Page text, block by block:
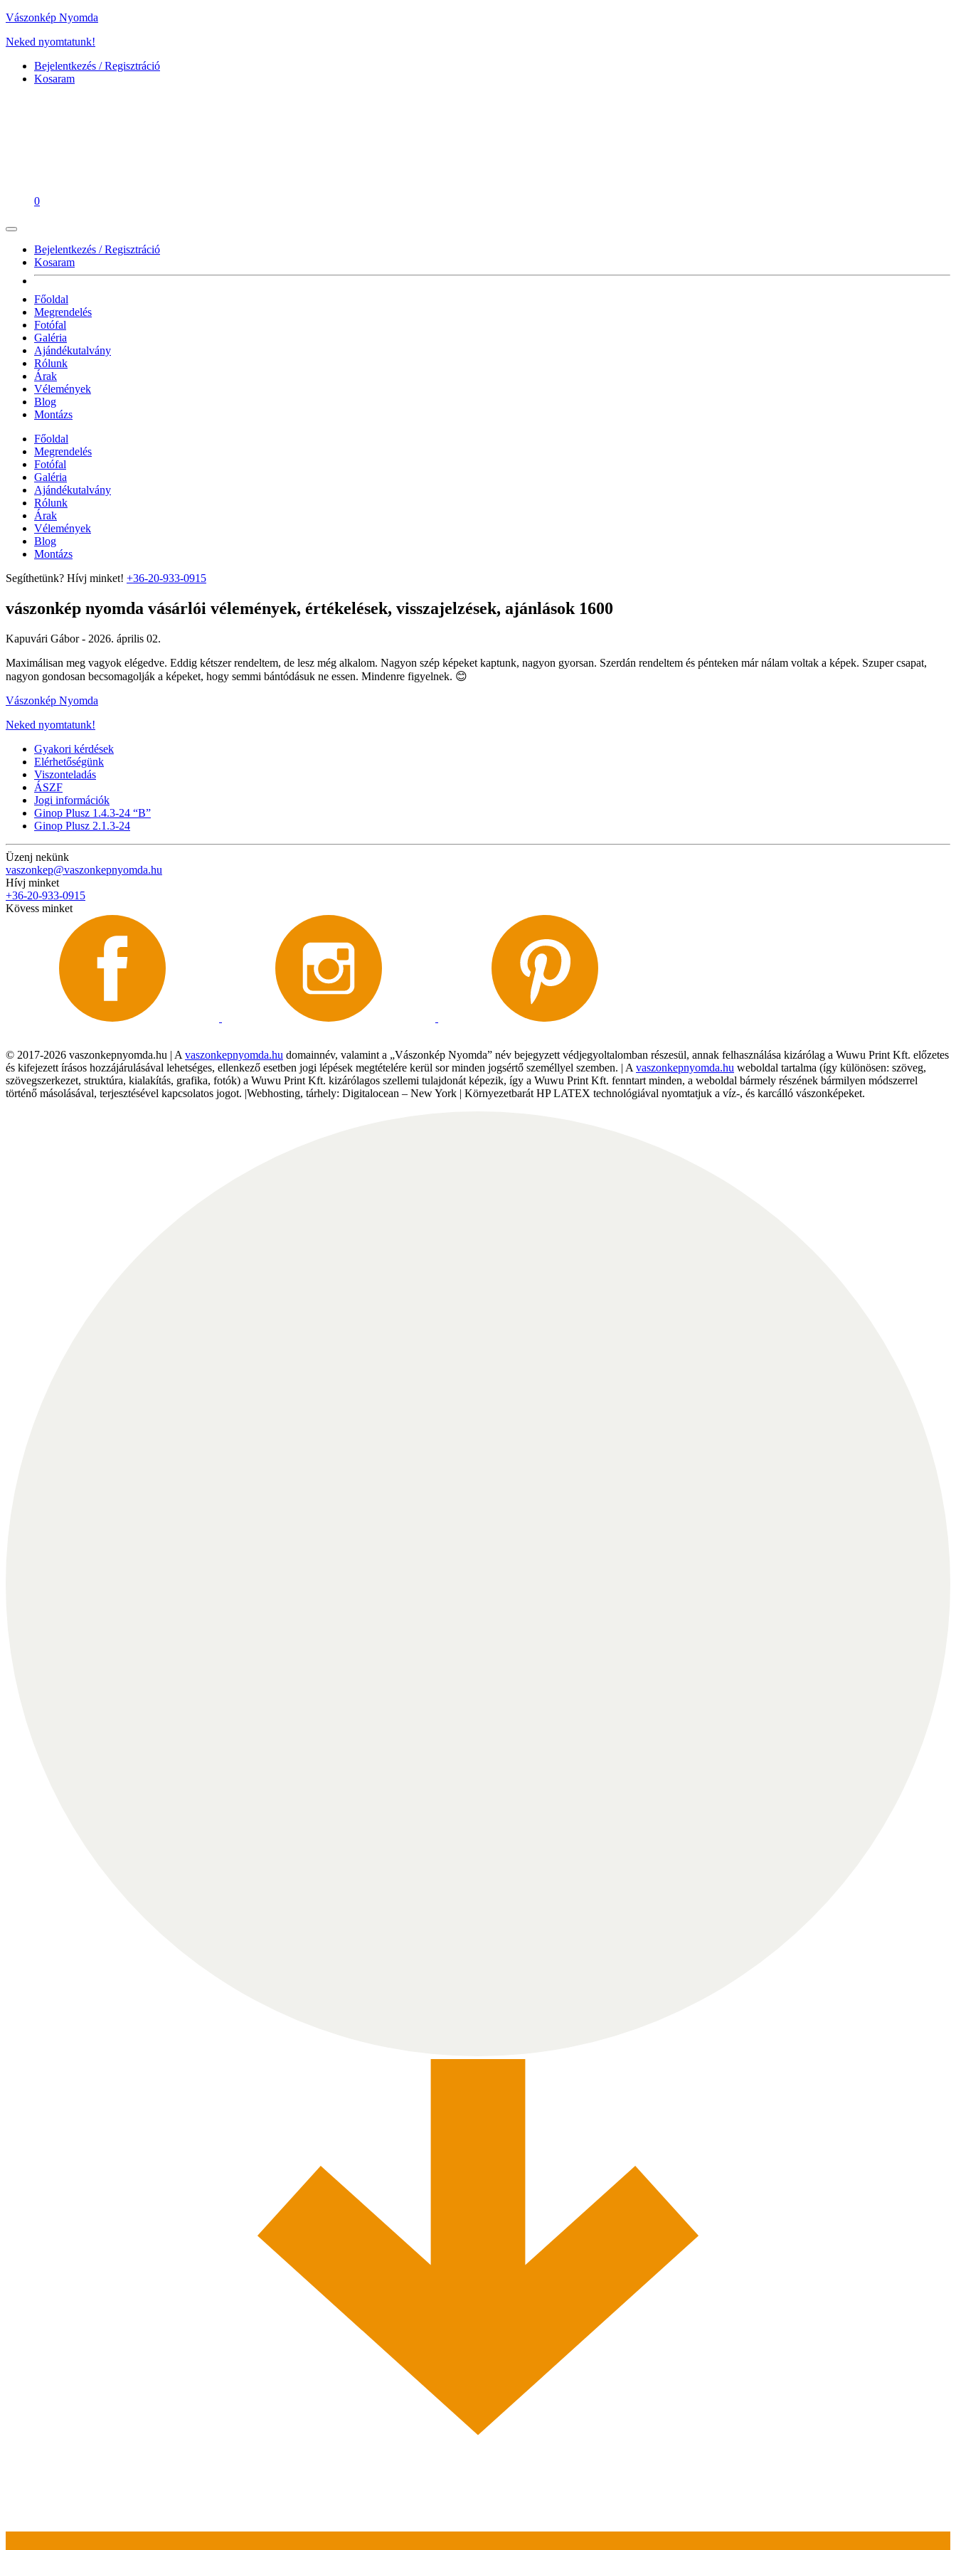
Vászonkép Nyomda
Neked nyomtatunk!
Bejelentkezés / Regisztráció
Kosaram
0
Bejelentkezés / Regisztráció
Kosaram
Főoldal
Megrendelés
Fotófal
Galéria
Ajándékutalvány
Rólunk
Árak
Vélemények
Blog
Montázs
Főoldal
Megrendelés
Fotófal
Galéria
Ajándékutalvány
Rólunk
Árak
Vélemények
Blog
Montázs
Segíthetünk? Hívj minket! +36-20-933-0915
vászonkép nyomda vásárlói vélemények, értékelések, visszajelzések, ajánlások 1600
Kapuvári Gábor - 2026. április 02.
Maximálisan meg vagyok elégedve. Eddig kétszer rendeltem, de lesz még alkalom. Nagyon szép képeket kaptunk, nagyon gyorsan. Szerdán rendeltem és pénteken már nálam voltak a képek. Szuper csapat,
nagyon gondosan becsomagolják a képeket, hogy semmi bántódásuk ne essen. Mindenre figyelnek. 😊
Vászonkép Nyomda
Neked nyomtatunk!
Gyakori kérdések
Elérhetőségünk
Viszonteladás
ÁSZF
Jogi információk
Ginop Plusz 1.4.3-24 “B”
Ginop Plusz 2.1.3-24
Üzenj nekünk
vaszonkep@vaszonkepnyomda.hu
Hívj minket
+36-20-933-0915
Kövess minket
© 2017-2026 vaszonkepnyomda.hu | A vaszonkepnyomda.hu domainnév, valamint a „Vászonkép Nyomda” név bejegyzett védjegyoltalomban részesül, annak felhasználása kizárólag a Wuwu Print Kft. előzetes
és kifejezett írásos hozzájárulásával lehetséges, ellenkező esetben jogi lépések megtételére kerül sor minden jogsértő személlyel szemben. | A vaszonkepnyomda.hu weboldal tartalma (így különösen: szöveg,
szövegszerkezet, struktúra, kialakítás, grafika, fotók) a Wuwu Print Kft. kizárólagos szellemi tulajdonát képezik, így a Wuwu Print Kft. fenntart minden, a weboldal bármely részének bármilyen módszerrel
történő másolásával, terjesztésével kapcsolatos jogot. |Webhosting, tárhely: Digitalocean – New York | Környezetbarát HP LATEX technológiával nyomtatjuk a víz-, és karcálló vászonképeket.